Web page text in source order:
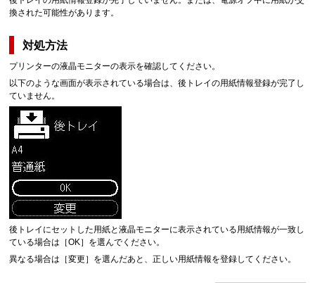
換された可能性があります。
対処方法
プリンターの液晶モニターの表示を確認してください。
以下のような画面が表示されている場合は、後トレイの用紙情報登録が完了し
ていません。
後トレイにセットした用紙と液晶モニターに表示されている用紙情報が一致し
ている場合は［OK ］を選んでください。
異なる場合は［変更］を選んだあと、正しい用紙情報を登録してください。